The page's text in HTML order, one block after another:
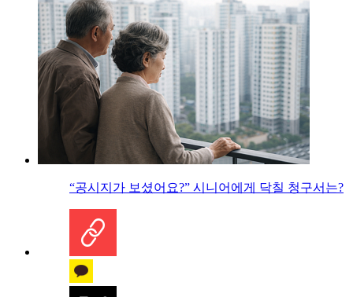
“공시지가 보셨어요?” 시니어에게 닥칠 청구서는?